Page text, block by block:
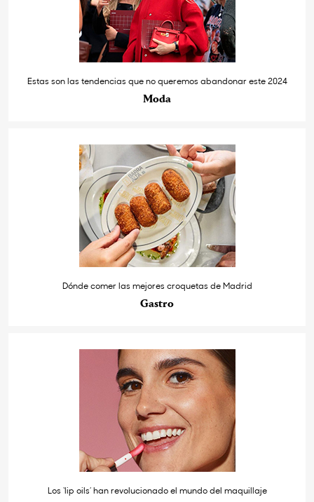
Estas son las tendencias que no queremos abandonar este 2024
Moda
Dónde comer las mejores croquetas de Madrid
Gastro
Los ‘lip oils’ han revolucionado el mundo del maquillaje